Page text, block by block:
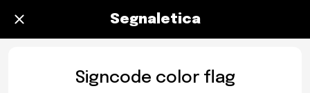
Segnaletica
Signcode color flag